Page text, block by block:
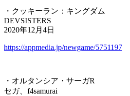
・クッキーラン：キングダム
DEVSISTERS
2020年12月4日
https://appmedia.jp/newgame/5751197
・オルタンシア・サーガR
セガ、f4samurai